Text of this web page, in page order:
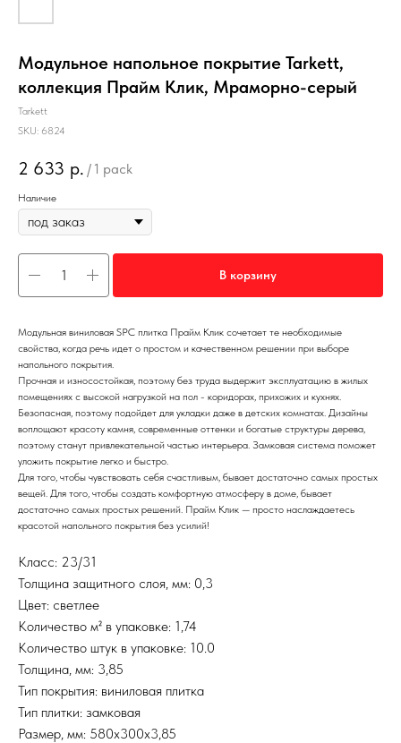
Модульное напольное покрытие Tarkett,
коллекция Прайм Клик, Мраморно-серый
Tarkett
SKU: 6824
2 633 р. / 1 pack
Наличие
В корзину
Модульная виниловая SPC плитка Прайм Клик сочетает те необходимые
свойства, когда речь идет о простом и качественном решении при выборе
напольного покрытия.
Прочная и износостойкая, поэтому без труда выдержит эксплуатацию в жилых
помещениях с высокой нагрузкой на пол - коридорах, прихожих и кухнях.
Безопасная, поэтому подойдет для укладки даже в детских комнатах. Дизайны
воплощают красоту камня, современные оттенки и богатые структуры дерева,
поэтому станут привлекательной частью интерьера. Замковая система поможет
уложить покрытие легко и быстро.
Для того, чтобы чувствовать себя счастливым, бывает достаточно самых простых
вещей. Для того, чтобы создать комфортную атмосферу в доме, бывает
достаточно самых простых решений. Прайм Клик — просто наслаждаетесь
красотой напольного покрытия без усилий!
Класс: 23/31
Толщина защитного слоя, мм: 0,3
Цвет: светлее
Количество м² в упаковке: 1,74
Количество штук в упаковке: 10.0
Толщина, мм: 3,85
Тип покрытия: виниловая плитка
Тип плитки: замковая
Размер, мм: 580х300х3,85